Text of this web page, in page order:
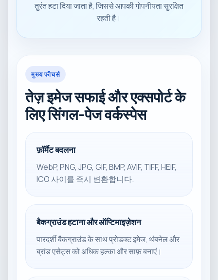
तुरंत हटा दिया जाता है, जिससे आपकी गोपनीयता सुरक्षित
रहती है।
मुख्य फीचर्स
तेज़ इमेज सफाई और एक्सपोर्ट के
लिए सिंगल-पेज वर्कस्पेस
फ़ॉर्मैट बदलना
WebP, PNG, JPG, GIF, BMP, AVIF, TIFF, HEIF,
ICO 사이를 즉시 변환합니다.
बैकग्राउंड हटाना और ऑप्टिमाइज़ेशन
पारदर्शी बैकग्राउंड के साथ प्रोडक्ट इमेज, थंबनेल और
ब्रांड एसेट्स को अधिक हल्का और साफ़ बनाएं।